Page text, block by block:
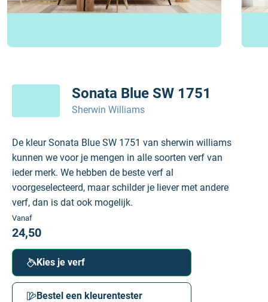
Sonata Blue SW 1751
Sherwin Williams
De kleur Sonata Blue SW 1751 van sherwin williams
kunnen we voor je mengen in alle soorten verf van
ieder merk. We hebben de beste verf al
voorgeselecteerd, maar schilder je liever met andere
verf, dan is dat ook mogelijk.
Vanaf
24,50
Kies je verf
Bestel een kleurentester